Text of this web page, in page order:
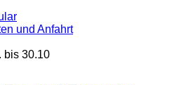
und Anfahrt
bis 30.10